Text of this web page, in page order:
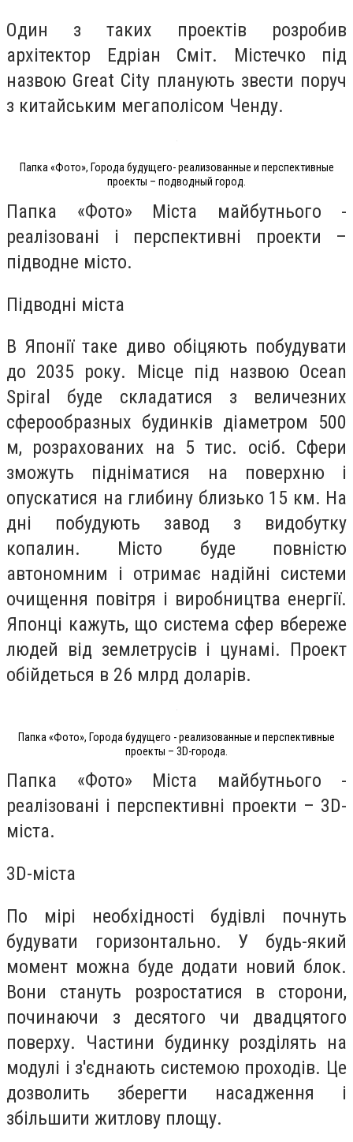
Один з таких проектів розробив
архітектор Едріан Сміт. Містечко під
назвою Great City планують звести поруч
з китайським мегаполісом Ченду.
Папка «Фото», Города будущего- реализованные и перспективные
проекты – подводный город.
Папка «Фото» Міста майбутнього -
реалізовані і перспективні проекти –
підводне місто.
Підводні міста
В Японії таке диво обіцяють побудувати
до 2035 року. Місце під назвою Ocean
Spiral буде складатися з величезних
сферообразных будинків діаметром 500
м, розрахованих на 5 тис. осіб. Сфери
зможуть підніматися на поверхню і
опускатися на глибину близько 15 км. На
дні побудують завод з видобутку
копалин. Місто буде повністю
автономним і отримає надійні системи
очищення повітря і виробництва енергії.
Японці кажуть, що система сфер вбереже
людей від землетрусів і цунамі. Проект
обійдеться в 26 млрд доларів.
Папка «Фото», Города будущего - реализованные и перспективные
проекты – 3D-города.
Папка «Фото» Міста майбутнього -
реалізовані і перспективні проекти – 3D-
міста.
3D-міста
По мірі необхідності будівлі почнуть
будувати горизонтально. У будь-який
момент можна буде додати новий блок.
Вони стануть розростатися в сторони,
починаючи з десятого чи двадцятого
поверху. Частини будинку розділять на
модулі і з'єднають системою проходів. Це
дозволить зберегти насадження і
збільшити житлову площу.